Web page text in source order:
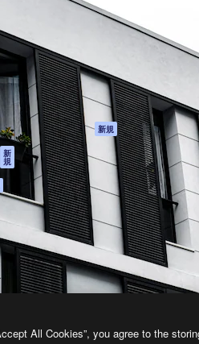
新
規
サポート
利用規約
プライバシーポリ
シー
オリジナル 新規
クッキーポリシー
トラストセンター
アフィリエイト
法人向け
会社概
検索
ブログ
イベ
コン
する
プレ
ですか
す
All Cookies”, you agree to the